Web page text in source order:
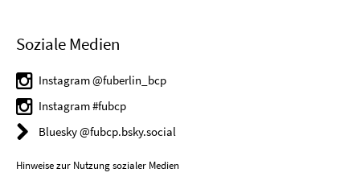
Soziale Medien
Instagram @fuberlin_bcp
Instagram #fubcp
Bluesky @fubcp.bsky.social
Hinweise zur Nutzung sozialer Medien